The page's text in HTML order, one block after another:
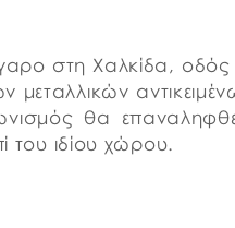
στη Χαλκίδα, οδός
θα
του ιδίου χώρου.